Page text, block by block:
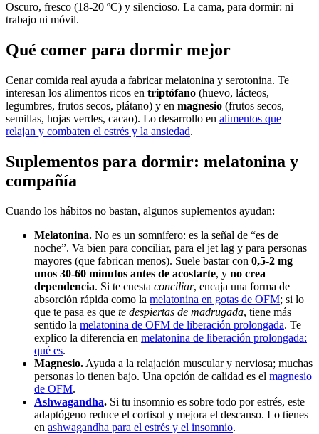
Oscuro, fresco (18-20 ºC) y silencioso. La cama, para dormir: ni
trabajo ni móvil.
Qué comer para dormir mejor
Cenar comida real ayuda a fabricar melatonina y serotonina. Te
interesan los alimentos ricos en triptófano (huevo, lácteos,
legumbres, frutos secos, plátano) y en magnesio (frutos secos,
semillas, hojas verdes, cacao). Lo desarrollo en alimentos que
relajan y combaten el estrés y la ansiedad.
Suplementos para dormir: melatonina y
compañía
Cuando los hábitos no bastan, algunos suplementos ayudan:
Melatonina. No es un somnífero: es la señal de “es de
noche”. Va bien para conciliar, para el jet lag y para personas
mayores (que fabrican menos). Suele bastar con 0,5-2 mg
unos 30-60 minutos antes de acostarte, y no crea
dependencia. Si te cuesta conciliar, encaja una forma de
absorción rápida como la melatonina en gotas de OFM; si lo
que te pasa es que te despiertas de madrugada, tiene más
sentido la melatonina de OFM de liberación prolongada. Te
explico la diferencia en melatonina de liberación prolongada:
qué es.
Magnesio. Ayuda a la relajación muscular y nerviosa; muchas
personas lo tienen bajo. Una opción de calidad es el magnesio
de OFM.
Ashwagandha. Si tu insomnio es sobre todo por estrés, este
adaptógeno reduce el cortisol y mejora el descanso. Lo tienes
en ashwagandha para el estrés y el insomnio.